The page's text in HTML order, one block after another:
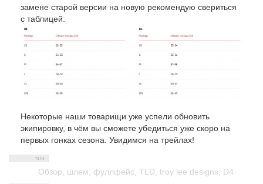
замене старой версии на новую рекомендую свериться
с таблицей:
Некоторые наши товарищи уже успели обновить
экипировку, в чём вы сможете убедиться уже скоро на
первых гонках сезона. Увидимся на трейлах!
Обзор шлем фуллфейс TLD troy lee designs D4